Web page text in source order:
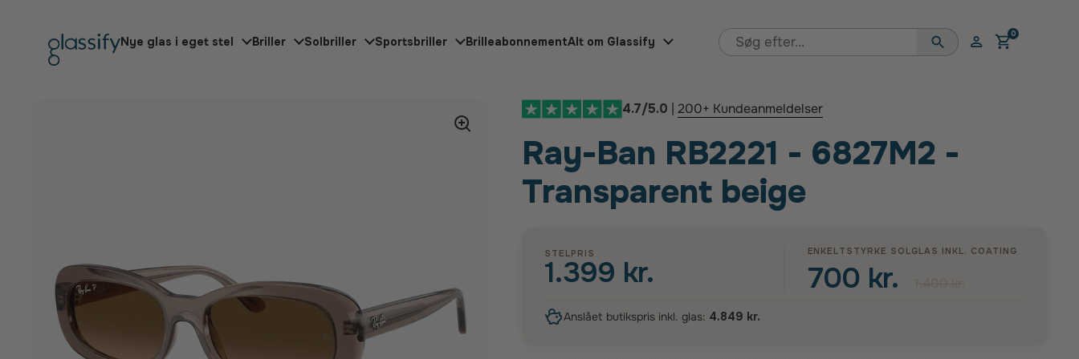
Nye glas i eget stel Briller Solbriller Sportsbriller BrilleabonnementAlt om Glassify Åben vogn
0
4.7/5.0 200+ Kundeanmeldelser
Ray-Ban RB2221 - 6827M2 -
Transparent beige
STELPRIS
1.399 kr.
ENKELTSTYRKE SOLGLAS INKL. COATING
700 kr.
Anslået butikspris inkl. glas: 4.849 kr.